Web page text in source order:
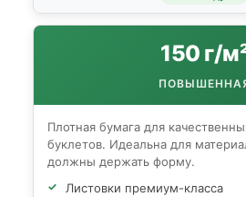
150 г/
Плотная бумага для
буклетов. Идеальна для
должны держать форму.
Листовки премиум-класса